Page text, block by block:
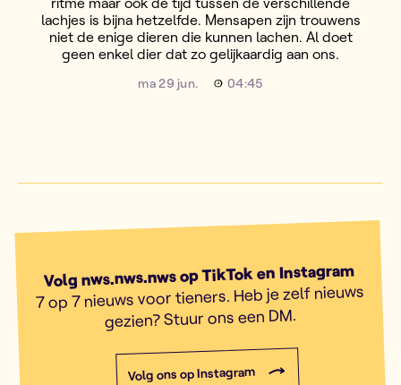
lachjes is bijna hetzelfde. Mensapen zijn trouwens
niet de enige dieren die kunnen lachen. Al doet
geen enkel dier dat zo gelijkaardig aan ons.
ma 29 jun. 04:45
Volg nws.nws.nws op TikTok en Instagram
7 op 7 nieuws voor tieners. Heb je zelf nieuws
gezien? Stuur ons een DM.
Volg ons op Instagram